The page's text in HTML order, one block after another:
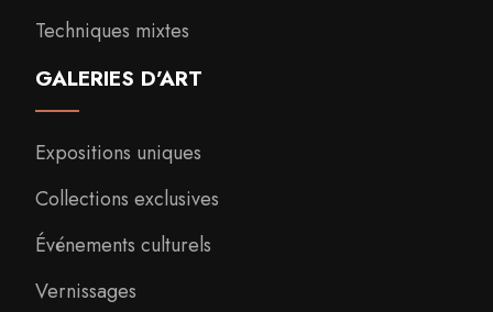
Techniques mixtes
GALERIES D’ART
Expositions uniques
Collections exclusives
Événements culturels
Vernissages